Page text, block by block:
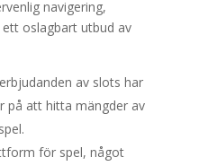
navigering,
oslagbart utbud av
av slots har
på att hitta mängder av
för spel, något